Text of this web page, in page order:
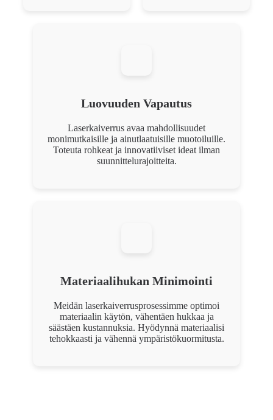
Luovuuden Vapautus
Laserkaiverrus avaa mahdollisuudet
monimutkaisille ja ainutlaatuisille muotoiluille.
Toteuta rohkeat ja innovatiiviset ideat ilman
suunnittelurajoitteita.
Materiaalihukan Minimointi
Meidän laserkaiverrusprosessimme optimoi
materiaalin käytön, vähentäen hukkaa ja
säästäen kustannuksia. Hyödynnä materiaalisi
tehokkaasti ja vähennä ympäristökuormitusta.